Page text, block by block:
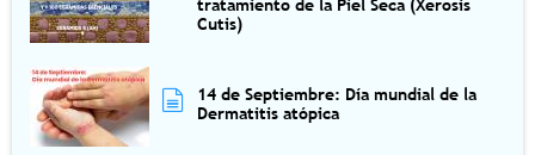
tratamiento de la Piel Seca (Xerosis
Cutis)
14 de Septiembre: Día mundial de la
Dermatitis atópica